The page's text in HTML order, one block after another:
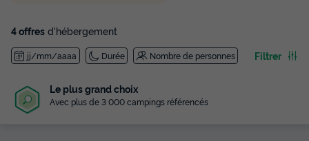
4 offres d'hébergement
jj/mm/aaaa Durée Nombre de personnes Filtrer
Le plus grand choix
Avec plus de 3 000 campings référencés